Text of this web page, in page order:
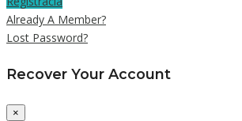
Already A Member?
Lost Password?
Recover Your Account
×